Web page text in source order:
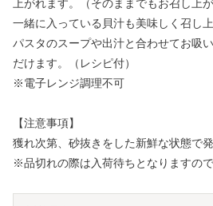
上がれます。（そのままでもお召し上
一緒に入っている貝汁も美味しく召し上
パスタのスープや出汁と合わせてお吸
だけます。（レシピ付）
※電子レンジ調理不可
【注意事項】
獲れ次第、砂抜きをした新鮮な状態で
※品切れの際は入荷待ちとなりますので